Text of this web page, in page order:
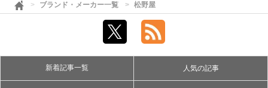
ブランド・メーカー一覧 松野屋
新着記事一覧 人気の記事